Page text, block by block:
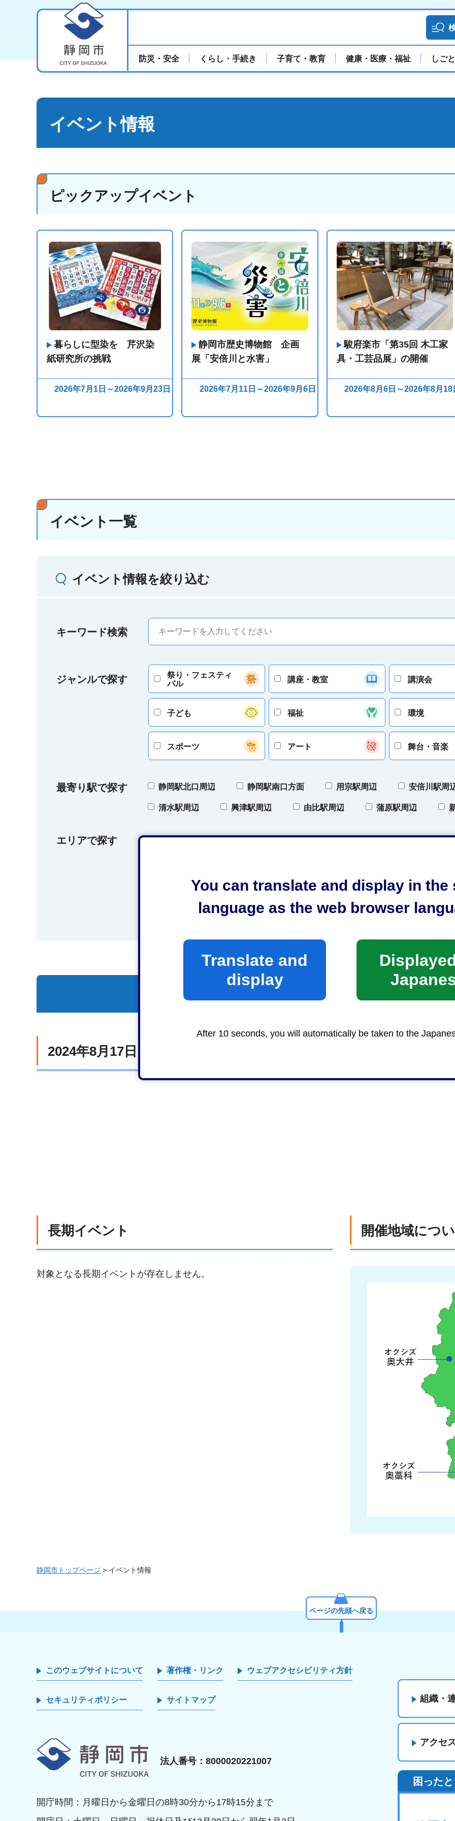
You can translate and display in the
language as the web browser
Translate and
display
After 10 seconds, you will automatically be taken to the
防災・安全 くらし・手続き 子育て・教育 健康・医療・福祉 しご
イベント情報
ピックアップイベント
暮らしに型染を 芹沢染
紙研究所の挑戦
2026年7月1日～2026年9月23日
静岡市歴史博物館 企画
展「安倍川と水害」
2026年7月11日～2026年9月6日
駿府楽市「第35回 木工家
具・工芸品展」の開催
2026年8月6日～2026年8月18
イベント一覧
イベント情報を絞り込む
キーワード検索
ジャンルで探す
祭り・フェスティ
バル
講座・教室 講演会
子ども 福祉 環境
スポーツ アート 舞台・音楽
最寄り駅で探す 静岡駅北口周辺 静岡駅南口方面 用宗駅周辺 安倍川駅周
清水駅周辺 興津駅周辺 由比駅周辺 蒲原駅周辺
エリアで探す 葵区 駿河区 清水区 日本平 三保 オクシ
条件をクリア
一覧を表示
2024年8月17日（土曜日）
長期イベント
対象となる長期イベントが存在しません。
開催地域につ
静岡市トップページ > イベント情報
ページの先頭へ戻る
このウェブサイトについて 著作権・リンク ウェブアクセシビリティ方針
セキュリティポリシー サイトマップ
法人番号：8000020221007
開庁時間：月曜日から金曜日の8時30分から17時15分まで
組織・
アクセ
困った